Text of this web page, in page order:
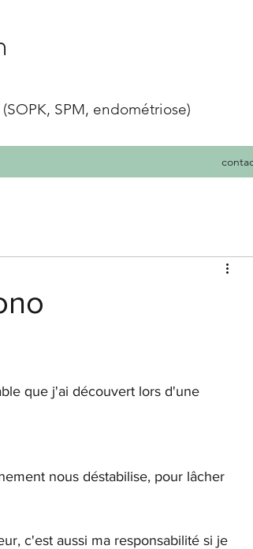
SPM, endométriose)
que j'ai découvert lors d'une
nous déstabilise, pour lâcher
c'est aussi ma responsabilité si je